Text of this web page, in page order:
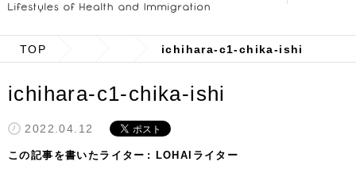
TOP ichihara-c1-chika-ishi
ichihara-c1-chika-ishi
2022.04.12
この記事を書いたライター LOHAIライター